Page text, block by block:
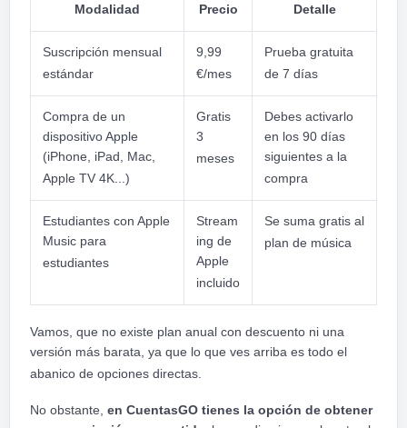
Modalidad Precio Detalle
Suscripción mensual
estándar
9,99
€/mes
Prueba gratuita
de 7 días
Compra de un
dispositivo Apple
(iPhone, iPad, Mac,
Apple TV 4K...)
Gratis
3
meses
Debes activarlo
en los 90 días
siguientes a la
compra
Estudiantes con Apple
Music para
estudiantes
Stream
ing de
Apple
incluido
Se suma gratis al
plan de música
Vamos, que no existe plan anual con descuento ni una
versión más barata, ya que lo que ves arriba es todo el
abanico de opciones directas.
No obstante, en CuentasGO tienes la opción de obtener